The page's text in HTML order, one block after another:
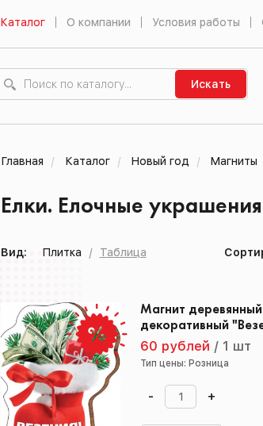
Каталог О компании Условия работы
Искать
Главная Каталог Новый год Магниты
Елки. Елочные украшения
Вид: Плитка / Таблица
Магнит деревянный
декоративный
60 рублей / 1 шт
Тип цены: Розница
- +